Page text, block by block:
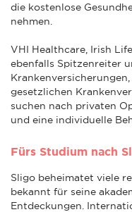
die kostenlose
nehmen.
VHI Healthcare, Irish
ebenfalls Spitzenreiter
gesetzlichen
suchen nach privaten
und eine individuelle
Fürs Studium nach
Sligo beheimatet viele
bekannt für seine
Entdeckungen.